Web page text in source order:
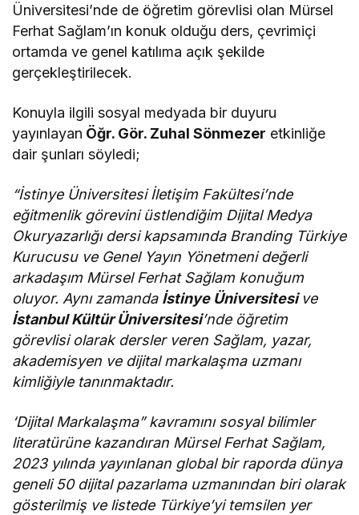
Üniversitesi’nde de öğretim görevlisi olan Mürsel
Ferhat Sağlam’ın konuk olduğu ders, çevrimiçi
ortamda ve genel katılıma açık şekilde
gerçekleştirilecek.
Konuyla ilgili sosyal medyada bir duyuru
yayınlayan Öğr. Gör. Zuhal Sönmezer etkinliğe
dair şunları söyledi;
“İstinye Üniversitesi İletişim Fakültesi’nde
eğitmenlik görevini üstlendiğim Dijital Medya
Okuryazarlığı dersi kapsamında Branding Türkiye
Kurucusu ve Genel Yayın Yönetmeni değerli
arkadaşım Mürsel Ferhat Sağlam konuğum
oluyor. Aynı zamanda İstinye Üniversitesi ve
İstanbul Kültür Üniversitesi’nde öğretim
görevlisi olarak dersler veren Sağlam, yazar,
akademisyen ve dijital markalaşma uzmanı
kimliğiyle tanınmaktadır.
‘Dijital Markalaşma” kavramını sosyal bilimler
literatürüne kazandıran Mürsel Ferhat Sağlam,
2023 yılında yayınlanan global bir raporda dünya
geneli 50 dijital pazarlama uzmanından biri olarak
gösterilmiş ve listede Türkiye’yi temsilen yer